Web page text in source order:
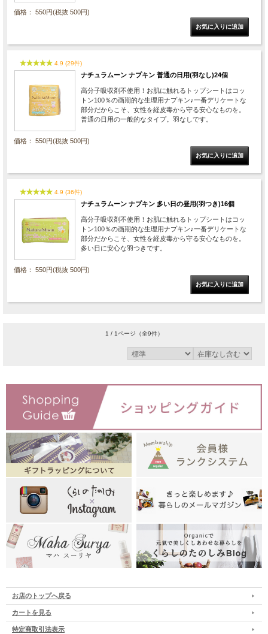
価格： 550円(税抜 500円)
4.9 (29件)
ナチュラムーン ナプキン 普通の日用(羽なし)24個
高分子吸収剤不使用！お肌に触れるトップシートはコッ
トン100％の画期的な生理用ナプキン♪一番デリケートな
部分だからこそ、女性を経皮毒から守る安心なものを。
普通の日用の一般的なタイプ。羽なしです。
価格： 550円(税抜 500円)
4.9 (36件)
ナチュラムーン ナプキン 多い日の昼用(羽つき)16個
高分子吸収剤不使用！お肌に触れるトップシートはコッ
トン100％の画期的な生理用ナプキン♪一番デリケートな
部分だからこそ、女性を経皮毒から守る安心なものを。
多い日に安心な羽つきです。
価格： 550円(税抜 500円)
1 / 1ページ （全9件）
お店のトップへ戻る
カートを見る
特定商取引法表示